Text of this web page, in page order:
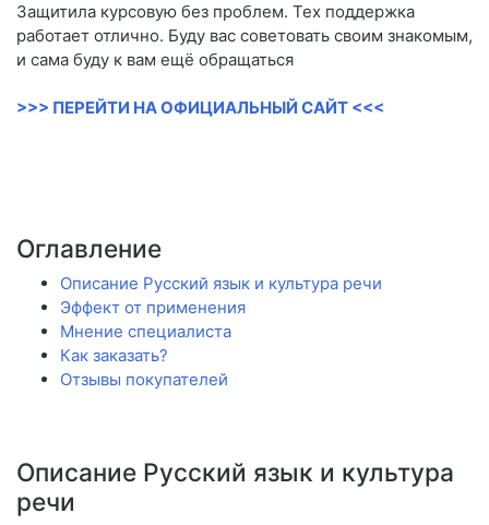
Защитила курсовую без проблем. Тех поддержка
работает отлично. Буду вас советовать своим знакомым,
и сама буду к вам ещё обращаться
>>> ПЕРЕЙТИ НА ОФИЦИАЛЬНЫЙ САЙТ <<<
Оглавление
Описание Русский язык и культура речи
Эффект от применения
Мнение специалиста
Как заказать?
Отзывы покупателей
Описание Русский язык и культура
речи